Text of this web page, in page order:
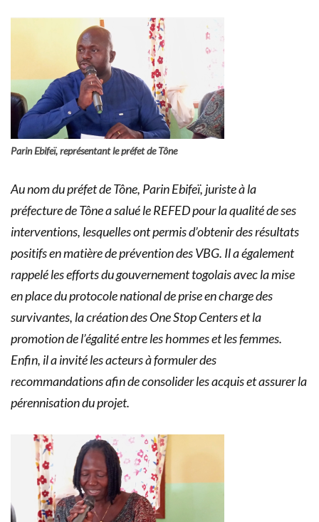
Parin Ebifeï, représentant le préfet de Tône
Au nom du préfet de Tône, Parin Ebifeï, juriste à la
préfecture de Tône a salué le REFED pour la qualité de ses
interventions, lesquelles ont permis d’obtenir des résultats
positifs en matière de prévention des VBG. Il a également
rappelé les efforts du gouvernement togolais avec la mise
en place du protocole national de prise en charge des
survivantes, la création des One Stop Centers et la
promotion de l’égalité entre les hommes et les femmes.
Enfin, il a invité les acteurs à formuler des
recommandations afin de consolider les acquis et assurer la
pérennisation du projet.